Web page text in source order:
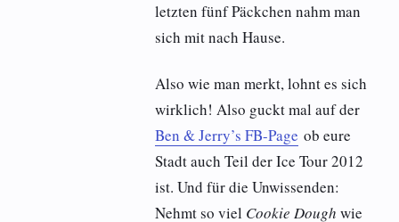
letzten fünf Päckchen nahm man
sich mit nach Hause.
Also wie man merkt, lohnt es sich
wirklich! Also guckt mal auf der
Ben & Jerry’s FB-Page ob eure
Stadt auch Teil der Ice Tour 2012
ist. Und für die Unwissenden:
Nehmt so viel Cookie Dough wie